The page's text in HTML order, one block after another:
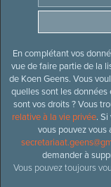
En complétant vos
vue de faire partie de la
de Koen Geens. Vous
quelles sont les
sont vos droits ? Vous
relative à la vie privée. Si
vous pouvez vous
demander à
Vous pouvez toujours